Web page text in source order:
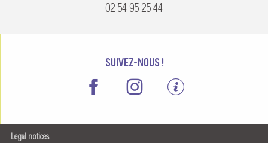
02 54 95 25 44
SUIVEZ-NOUS !
Legal notices